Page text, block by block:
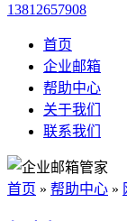
13812657908
首页
企业邮箱
帮助中心
关于我们
联系我们
首页 » 帮助中心 »